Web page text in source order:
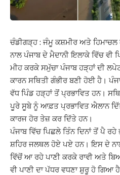
ਚੰਡੀਗੜ੍ਹ : ਜੰਮੂ ਕਸ਼ਮੀਰ ਅਤੇ
ਨਾਲ ਪੰਜਾਬ ਦੇ ਮੈਦਾਨੀ ਇਲਾਕੇ ਵਿੱਚ ਵੀ
ਮੀਹ ਕਰਕੇ ਸਮੁੱਚਾ ਪੰਜਾਬ ਹੜ੍ਹਾਂ ਦੀ
ਕਾਰਨ ਸਥਿਤੀ ਗੰਭੀਰ ਬਣੀ ਹੋਈ ਹੈ।
ਵੱਧ ਪਿੰਡ ਹੜ੍ਹਾਂ ਤੋਂ ਪ੍ਰਭਾਵਿਤ ਹਨ।
ਪੂਰੇ ਸੂਬੇ ਨੂੰ ਆਫ਼ਤ ਪ੍ਰਭਾਵਿਤ ਐਲਾਨ
ਕਾਰਜ ਹੋਰ ਤੇਜ਼ ਕਰ ਦਿੱਤੇ ਹਨ।
ਪੰਜਾਬ ਵਿੱਚ ਪਿਛਲੇ ਤਿੰਨ ਦਿਨਾਂ ਤੋਂ ਪੈ
ਸ਼ਹਿਰ ਜਲਥਲ ਹੋਏ ਪਏ ਹਨ। ਇਸ ਦੇ
ਵਿੱਚੋਂ ਆ ਰਹੇ ਪਾਣੀ ਕਰਕੇ ਰਾਵੀ ਅਤੇ
ਵੀ ਪਾਣੀ ਦਾ ਪੱਧਰ ਵਧਣਾ ਸ਼ੁਰੂ ਹੋ ਗਿਆ